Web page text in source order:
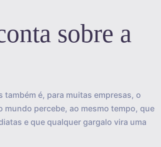
sobre a
também é, para muitas empresas, o
percebe, ao mesmo tempo, que
e que qualquer gargalo vira uma